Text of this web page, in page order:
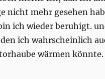
nicht mehr gesehen
ich wieder beruhigt.
ich wahrscheinlich
wärmen